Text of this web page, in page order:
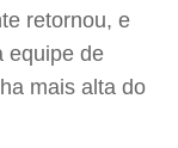
retornou, e
equipe de
mais alta do